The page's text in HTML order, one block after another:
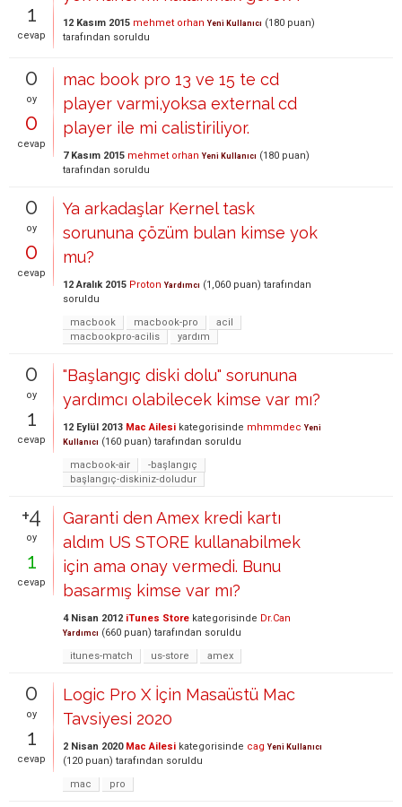
1
cevap
12 Kasım 2015 mehmet orhan Yeni Kullanıcı (180 puan)
tarafından soruldu
0
oy
0
cevap
mac book pro 13 ve 15 te cd
player varmi,yoksa external cd
player ile mi calistiriliyor.
7 Kasım 2015 mehmet orhan Yeni Kullanıcı (180 puan)
tarafından soruldu
0
oy
0
cevap
Ya arkadaşlar Kernel task
sorununa çözüm bulan kimse yok
mu?
12 Aralık 2015 Proton Yardımcı (1,060 puan) tarafından
soruldu
macbook
macbook-pro
acil
macbookpro-acilis
yardım
0
oy
1
cevap
"Başlangıç diski dolu" sorununa
yardımcı olabilecek kimse var mı?
12 Eylül 2013 Mac Ailesi kategorisinde mhmmdec Yeni
Kullanıcı (160 puan) tarafından soruldu
macbook-air
-başlangıç
başlangıç-diskiniz-doludur
+4
oy
1
cevap
Garanti den Amex kredi kartı
aldım US STORE kullanabilmek
için ama onay vermedi. Bunu
basarmış kimse var mı?
4 Nisan 2012 iTunes Store kategorisinde Dr.Can
Yardımcı (660 puan) tarafından soruldu
itunes-match
us-store amex
0
oy
1
cevap
Logic Pro X İçin Masaüstü Mac
Tavsiyesi 2020
2 Nisan 2020 Mac Ailesi kategorisinde cag Yeni Kullanıcı
(120 puan) tarafından soruldu
mac
pro